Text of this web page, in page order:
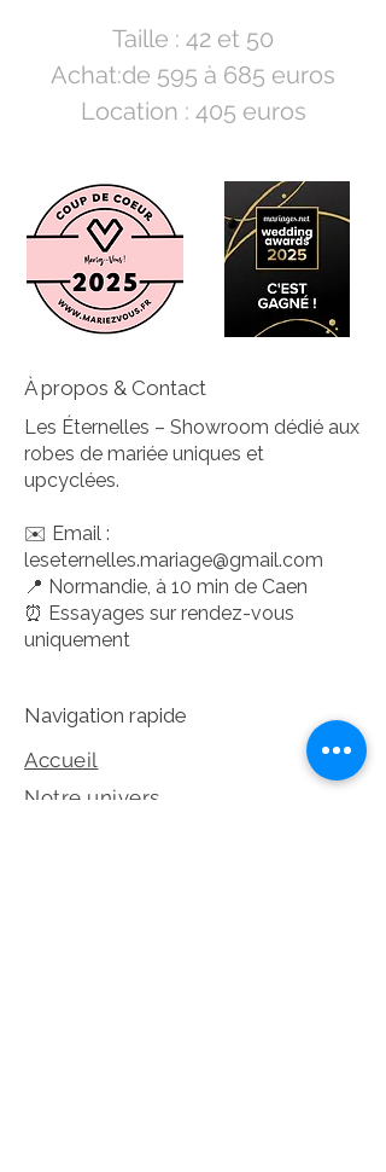
Taille : 42 et 50
Achat:de 595 à 685 euros
Location : 405 euros
À propos & Contact
Les Éternelles – Showroom dédié aux
robes de mariée uniques et
upcyclées.
✉️ Email :
leseternelles.mariage@gmail.com
📍 Normandie, à 10 min de Caen
⏰ Essayages sur rendez-vous
uniquement
Navigation rapide
Accueil
Notre univers